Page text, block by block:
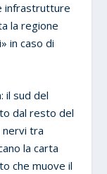
infrastrutture
la regione
in caso di
il sud del
dal resto del
nervi tra
la carta
che muove il